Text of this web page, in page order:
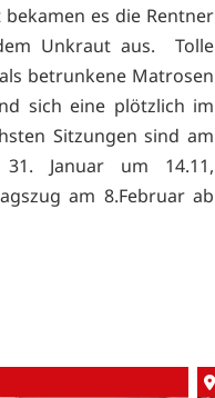
es die Rentner
Unkraut aus. Tolle
betrunkene Matrosen
sich eine plötzlich im
Sitzungen sind am
Januar um 14.11,
am 8.Februar ab